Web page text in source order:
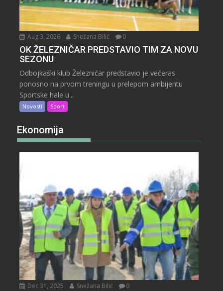
Aug 3, 2026 Snežana Bilić 0
OK ŽELEZNIČAR PREDSTAVIO TIM ZA NOVU
SEZONU
Odbojkaški klub Železničar predstavio je večeras
ponosno na prvom treningu u prelepom ambijentu
Sportske hale u...
Novosti Sport
Ekonomija
Dec 31, 2025 Snežana Bilić 0